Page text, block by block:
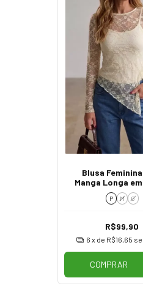
Blusa
Manga Longa
Transparente
P M G
R$99,90
6 x de R$16,65
COMPRAR